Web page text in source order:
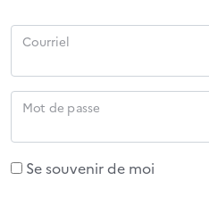
Courriel
Mot de passe
Se souvenir de moi